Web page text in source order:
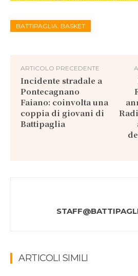
BATTIPAGLIA. BASKET
ARTICOLO PRECEDENTE
Incidente stradale a
Pontecagnano
Faiano: coinvolta una
coppia di giovani di
Battipaglia
ARTICOLI SIMILI